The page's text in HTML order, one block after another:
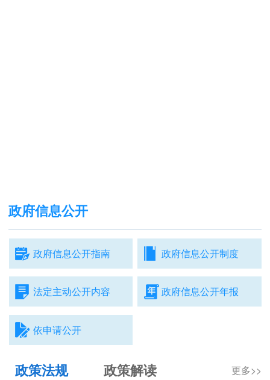
政府信息公开
政府信息公开指南 政府信息公开制度
法定主动公开内容 政府信息公开年报
依申请公开
政策法规 政策解读 更多>>
更多>>